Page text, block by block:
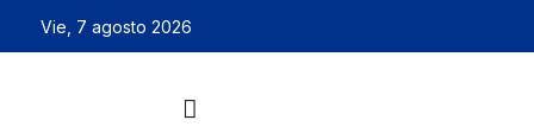
Vie, 7 agosto 2026